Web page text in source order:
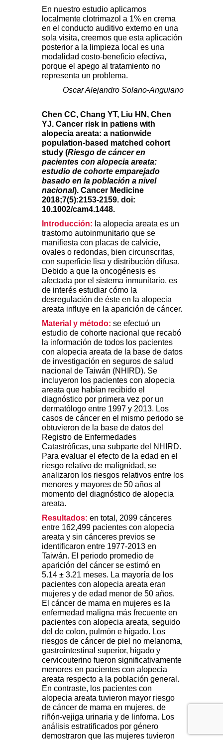
En nuestro estudio aplicamos
localmente clotrimazol a 1% en crema
en el conducto auditivo externo en una
sola visita, creemos que esta aplicación
posterior a la limpieza local es una
modalidad costo-beneficio efectiva,
porque el apego al tratamiento no
representa un problema.
Oscar Alejandro Solano-Anguiano
Chen CC, Chang YT, Liu HN, Chen
YJ. Cancer risk in patiens with
alopecia areata: a nationwide
population-based matched cohort
study (Riesgo de cáncer en
pacientes con alopecia areata:
estudio de cohorte emparejado
basado en la población a nivel
nacional). Cancer Medicine
2018;7(5):2153-2159. doi:
10.1002/cam4.1448.
Introducción: la alopecia areata es un
trastorno autoinmunitario que se
manifiesta con placas de calvicie,
ovales o redondas, bien circunscritas,
con superficie lisa y distribución difusa.
Debido a que la oncogénesis es
afectada por el sistema inmunitario, es
de interés estudiar cómo la
desregulación de éste en la alopecia
areata influye en la aparición de cáncer.
Material y método: se efectuó un
estudio de cohorte nacional que recabó
la información de todos los pacientes
con alopecia areata de la base de datos
de investigación en seguros de salud
nacional de Taiwán (NHIRD). Se
incluyeron los pacientes con alopecia
areata que habían recibido el
diagnóstico por primera vez por un
dermatólogo entre 1997 y 2013. Los
casos de cáncer en el mismo periodo se
obtuvieron de la base de datos del
Registro de Enfermedades
Catastróficas, una subparte del NHIRD.
Para evaluar el efecto de la edad en el
riesgo relativo de malignidad, se
analizaron los riesgos relativos entre los
menores y mayores de 50 años al
momento del diagnóstico de alopecia
areata.
Resultados: en total, 2099 cánceres
entre 162,499 pacientes con alopecia
areata y sin cánceres previos se
identificaron entre 1977-2013 en
Taiwán. El periodo promedio de
aparición del cáncer se estimó en
5.14 ± 3.21 meses. La mayoría de los
pacientes con alopecia areata eran
mujeres y de edad menor de 50 años.
El cáncer de mama en mujeres es la
enfermedad maligna más frecuente en
pacientes con alopecia areata, seguido
del de colon, pulmón e hígado. Los
riesgos de cáncer de piel no melanoma,
gastrointestinal superior, hígado y
cervicouterino fueron significativamente
menores en pacientes con alopecia
areata respecto a la población general.
En contraste, los pacientes con
alopecia areata tuvieron mayor riesgo
de cáncer de mama en mujeres, de
riñón-vejiga urinaria y de linfoma. Los
análisis estratificados por género
demostraron que las mujeres tuvieron